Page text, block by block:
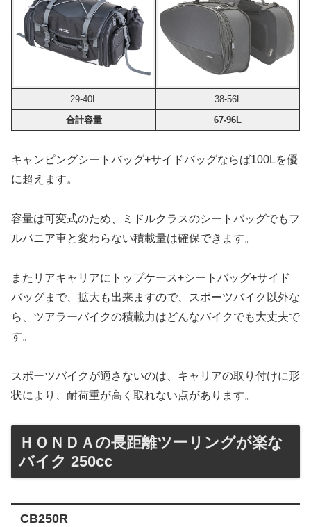
29-40L
38-56L
合計容量
67-96L
キャンピングシートバッグ+サイドバッグならば100Lを優
に超えます。
容量は可変式のため、ミドルクラスのシートバッグでもフ
ルパニア車と変わらない積載量は確保できます。
またリアキャリアにトップケース+シートバッグ+サイド
バッグまで、拡大も出来ますので、スポーツバイク以外な
ら、ツアラーバイクの積載力はどんなバイクでも大丈夫で
す。
スポーツバイクが適さないのは、キャリアの取り付けに形
状により、耐荷重が高く取れない点があります。
ＨＯＮＤＡの長距離ツーリングが楽な
バイク 250cc
CB250R